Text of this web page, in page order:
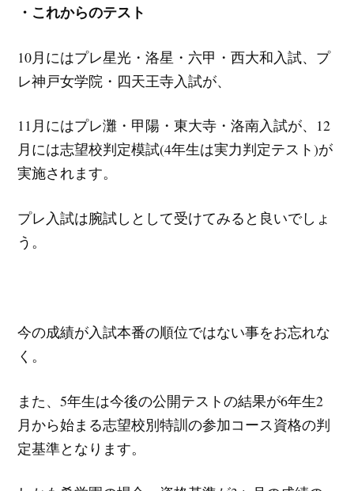
・これからのテスト
10月にはプレ星光・洛星・六甲・西大和入試、プ
レ神戸女学院・四天王寺入試が、
11月にはプレ灘・甲陽・東大寺・洛南入試が、12
月には志望校判定模試(4年生は実力判定テスト)が
実施されます。
プレ入試は腕試しとして受けてみると良いでしょ
う。
今の成績が入試本番の順位ではない事をお忘れな
く。
また、5年生は今後の公開テストの結果が6年生2
月から始まる志望校別特訓の参加コース資格の判
定基準となります。